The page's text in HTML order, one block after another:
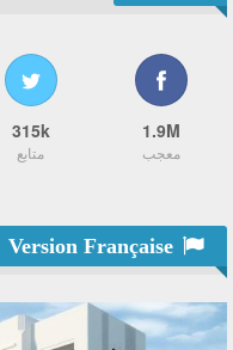
1.9M
معجب
315k
متابع